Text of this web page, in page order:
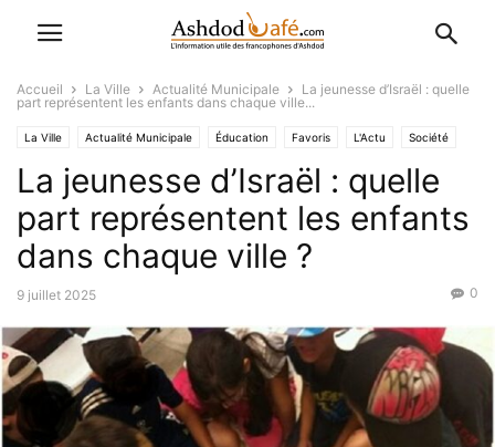
Accueil La Ville Actualité Municipale
La jeunesse d’Israël : quelle
part représentent les enfants dans chaque ville...
La Ville Actualité Municipale Éducation Favoris L'Actu Société
La jeunesse d’Israël : quelle
part représentent les enfants
dans chaque ville ?
9 juillet 2025 0